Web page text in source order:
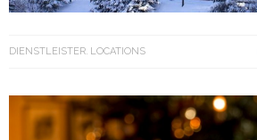
DIENSTLEISTER LOCATIONS